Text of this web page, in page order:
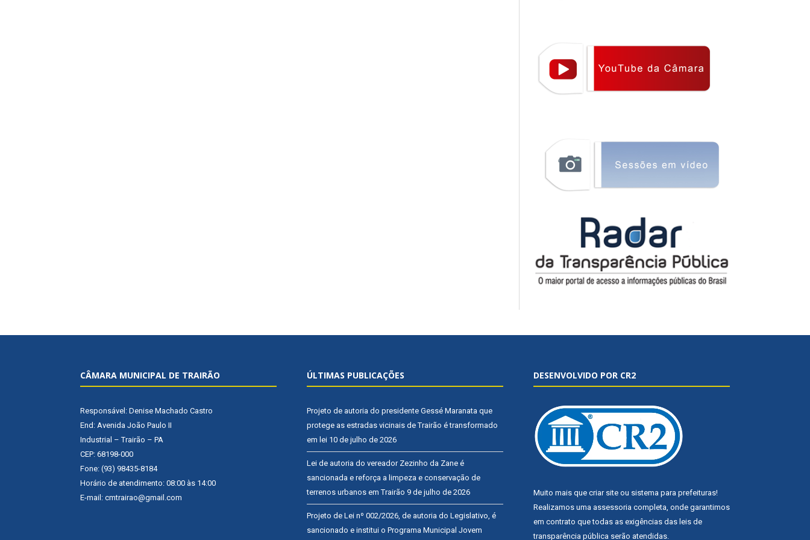
CÂMARA MUNICIPAL DE TRAIRÃO
Responsável: Denise Machado Castro
End: Avenida João Paulo II
Industrial – Trairão – PA
CEP: 68198-000
Fone: (93) 98435-8184
Horário de atendimento: 08:00 às 14:00
E-mail: cmtrairao@gmail.com
ÚLTIMAS PUBLICAÇÕES
Projeto de autoria do presidente Gessé Maranata que
protege as estradas vicinais de Trairão é transformado
em lei 10 de julho de 2026
Lei de autoria do vereador Zezinho da Zane é
sancionada e reforça a limpeza e conservação de
terrenos urbanos em Trairão 9 de julho de 2026
Projeto de Lei nº 002/2026, de autoria do Legislativo, é
sancionado e institui o Programa Municipal Jovem
DESENVOLVIDO POR CR2
Muito mais que criar site ou sistema para prefeituras!
Realizamos uma assessoria completa, onde garantimos
em contrato que todas as exigências das leis de
transparência pública serão atendidas.